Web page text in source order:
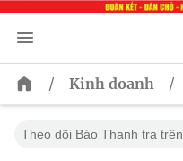
/ Kinh doanh /
Theo dõi Báo Thanh tra trên